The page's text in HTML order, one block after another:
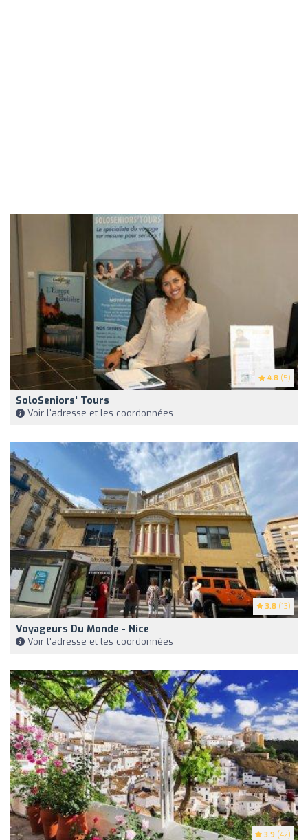
4.8 (5)
SoloSeniors' Tours
Voir l'adresse et les coordonnées
3.8 (13)
Voyageurs Du Monde - Nice
Voir l'adresse et les coordonnées
3.9 (42)